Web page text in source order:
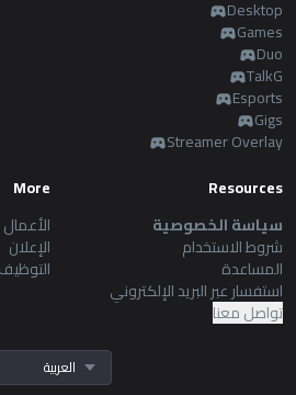
Desktop
Games
Duo
TalkG
Esports
Gigs
Streamer Overlay
Resources
سياسة الخصوصية
شروط الاستخدام
المساعدة
استفسار عبر البريد الإلكتروني
تواصل معنا
More
الأعمال
الإعلان
التوظيف
العربية